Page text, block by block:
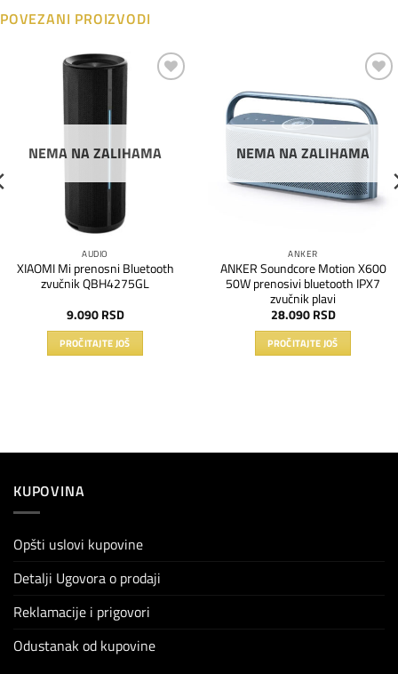
POVEZANI PROIZVODI
NEMA NA ZALIHAMA
AUDIO
XIAOMI Mi prenosni Bluetooth
zvučnik QBH4275GL
9.090 RSD
PROČITAJTE JOŠ
na
listu
NEMA NA ZALIHAMA
ANKER
ANKER Soundcore Motion X600
50W prenosivi bluetooth IPX7
zvučnik plavi
28.090 RSD
PROČITAJTE JOŠ
KUPOVINA
Opšti uslovi kupovine
Detalji Ugovora o prodaji
Reklamacije i prigovori
Odustanak od kupovine